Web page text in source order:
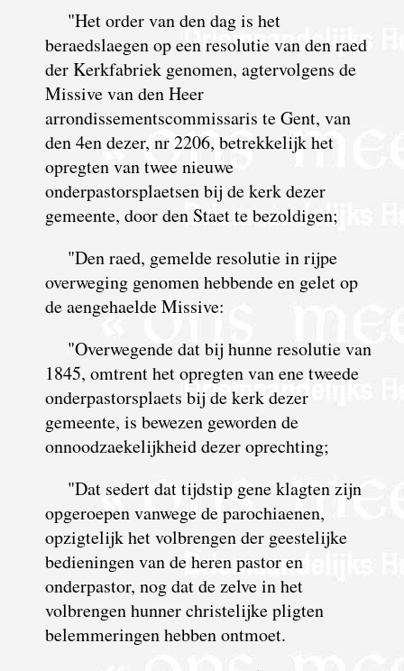
"Het order van den dag is het
beraedslaegen op een resolutie van den raed
der Kerkfabriek genomen, agtervolgens de
Missive van den Heer
arrondissementscommissaris te Gent, van
den 4en dezer, nr 2206, betrekkelijk het
opregten van twee nieuwe
onderpastorsplaetsen bij de kerk dezer
gemeente, door den Staet te bezoldigen;
"Den raed, gemelde resolutie in rijpe
overweging genomen hebbende en gelet op
de aengehaelde Missive:
"Overwegende dat bij hunne resolutie van
1845, omtrent het opregten van ene tweede
onderpastorsplaets bij de kerk dezer
gemeente, is bewezen geworden de
onnoodzaekelijkheid dezer oprechting;
"Dat sedert dat tijdstip gene klagten zijn
opgeroepen vanwege de parochiaenen,
opzigtelijk het volbrengen der geestelijke
bedieningen van de heren pastor en
onderpastor, nog dat de zelve in het
volbrengen hunner christelijke pligten
belemmeringen hebben ontmoet.